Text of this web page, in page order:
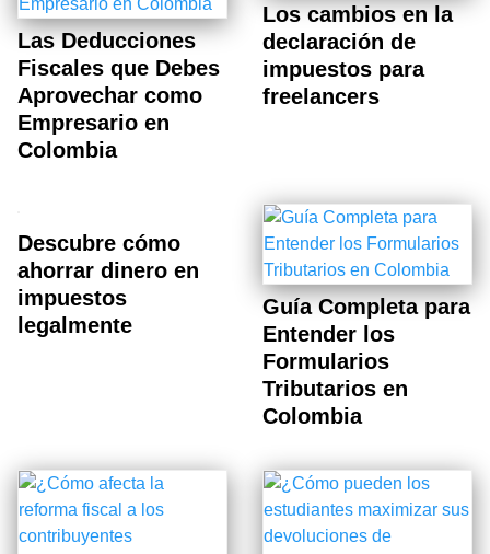
Las Deducciones
Fiscales que Debes
Aprovechar como
Empresario en
Colombia
Los cambios en la
declaración de
impuestos para
freelancers
Descubre cómo
ahorrar dinero en
impuestos
legalmente
Guía Completa para
Entender los
Formularios
Tributarios en
Colombia